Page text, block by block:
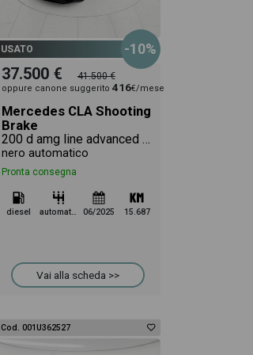
USATO -10%
37.500 € 41.500 €
oppure canone suggerito 416€/mese
Mercedes CLA Shooting
Brake
200 d amg line advanced plus auto
nero automatico
Pronta consegna
diesel automatico 06/2025 15.687
Vai alla scheda >>
Cod. 001U362527